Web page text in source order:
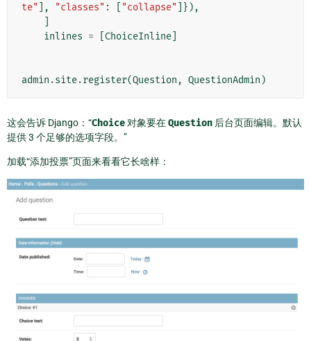
te" ], "classes" : "collapse"
]}),
inlines = ChoiceInline
admin .site.register(Question , QuestionAdmin )
这会告诉 Django：“Choice对象要在Question 后台页面编辑。默认
提供 3 个足够的选项字段。”
加载“添加投票”页面来看看它长啥样：